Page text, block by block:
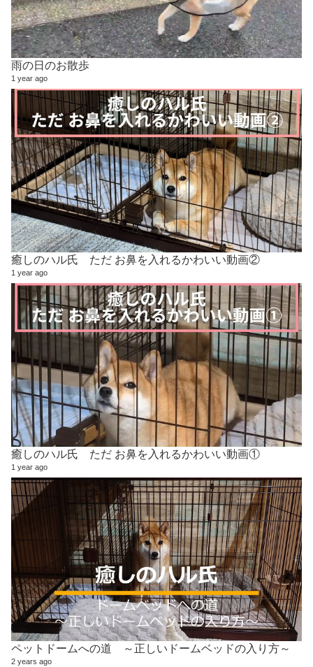
雨の日のお散歩
1 year ago
癒しのハル氏 ただ お鼻を入れるかわいい動画②
1 year ago
癒しのハル氏 ただ お鼻を入れるかわいい動画①
1 year ago
ペットドームへの道 ～正しいドームベッドの入り方～
2 years ago